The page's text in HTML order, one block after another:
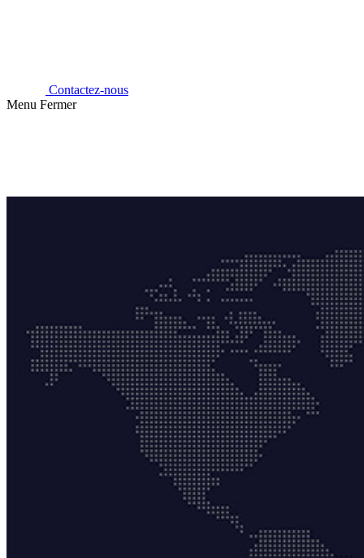
Contactez-nous
Menu Fermer